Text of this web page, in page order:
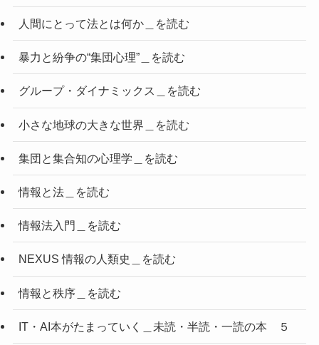
人間にとって法とは何か＿を読む
暴力と紛争の“集団心理”＿を読む
グループ・ダイナミックス＿を読む
小さな地球の大きな世界＿を読む
集団と集合知の心理学＿を読む
情報と法＿を読む
情報法入門＿を読む
NEXUS 情報の人類史＿を読む
情報と秩序＿を読む
IT・AI本がたまっていく＿未読・半読・一読の本 ５